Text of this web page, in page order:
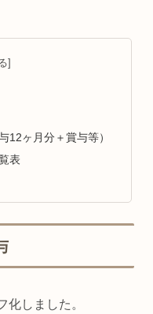
12ヶ月分＋賞与等）
表
化しました。